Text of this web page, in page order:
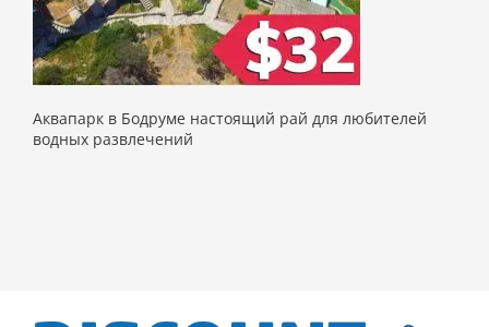
Аквапарк в Бодруме настоящий рай для любителей
водных развлечений